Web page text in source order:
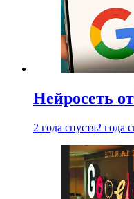
Нейросеть
2 года спустя2 года